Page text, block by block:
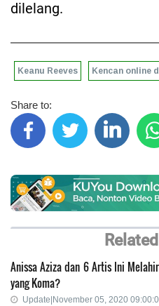
dilelang.
Keanu Reeves Kencan online
Share to:
Anissa Aziza dan 6 Artis Ini
yang Koma?
Update|November 05, 2020